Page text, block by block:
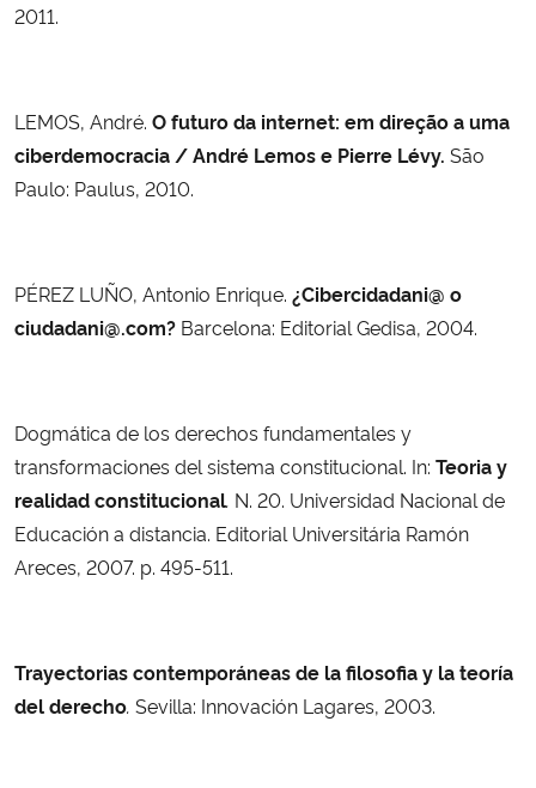
2011.
LEMOS, André. O futuro da internet: em direção a uma
ciberdemocracia / André Lemos e Pierre Lévy. São
Paulo: Paulus, 2010.
PÉREZ LUÑO, Antonio Enrique. ¿Cibercidadani@ o
ciudadani@.com? Barcelona: Editorial Gedisa, 2004.
Dogmática de los derechos fundamentales y
transformaciones del sistema constitucional. In: Teoria y
realidad constitucional. N. 20. Universidad Nacional de
Educación a distancia. Editorial Universitária Ramón
Areces, 2007. p. 495-511.
Trayectorias contemporáneas de la filosofia y la teoría
del derecho. Sevilla: Innovación Lagares, 2003.